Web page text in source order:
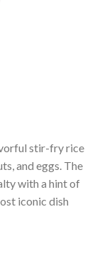
stir-fry rice
and eggs. The
with a hint of
iconic dish